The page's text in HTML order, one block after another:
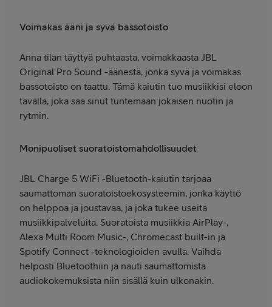
Voimakas ääni ja syvä bassotoisto
Anna tilan täyttyä puhtaasta, voimakkaasta JBL
Original Pro Sound -äänestä, jonka syvä ja voimakas
bassotoisto on taattu. Tämä kaiutin tuo musiikkisi eloon
tavalla, joka saa sinut tuntemaan jokaisen nuotin ja
rytmin.
Monipuoliset suoratoistomahdollisuudet
JBL Charge 5 WiFi -Bluetooth-kaiutin tarjoaa
saumattoman suoratoistoekosysteemin, jonka käyttö
on helppoa ja joustavaa, ja joka tukee useita
musiikkipalveluita. Suoratoista musiikkia AirPlay-,
Alexa Multi Room Music-, Chromecast built-in ja
Spotify Connect -teknologioiden avulla. Vaihda
helposti Bluetoothiin ja nauti saumattomista
audiokokemuksista niin sisällä kuin ulkonakin.